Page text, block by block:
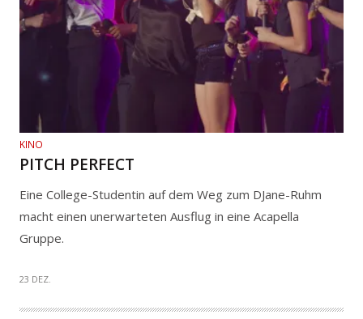
KINO
PITCH PERFECT
Eine College-Studentin auf dem Weg zum DJane-Ruhm
macht einen unerwarteten Ausflug in eine Acapella
Gruppe.
23 DEZ.